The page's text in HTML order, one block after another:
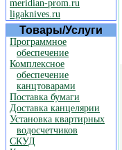
meridian-prom.ru
ligaknives.ru
Товары/Услуги
Программное
обеспечение
Комплексное
обеспечение
канцтоварами
Поставка бумаги
Доставка канцелярии
Установка квартирных
водосчетчиков
СКУД